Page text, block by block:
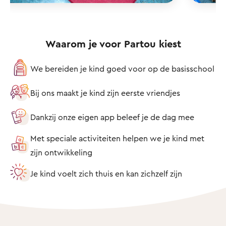
Waarom je voor Partou kiest
We bereiden je kind goed voor op de basisschool
Bij ons maakt je kind zijn eerste vriendjes
Dankzij onze eigen app beleef je de dag mee
Met speciale activiteiten helpen we je kind met
zijn ontwikkeling
Je kind voelt zich thuis en kan zichzelf zijn